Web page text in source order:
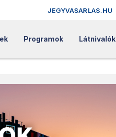
JEGYVASARLAS.HU
Programok Látnivalók